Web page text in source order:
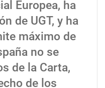
Europea, ha
de UGT, y ha
máximo de
no se
de la Carta,
de los